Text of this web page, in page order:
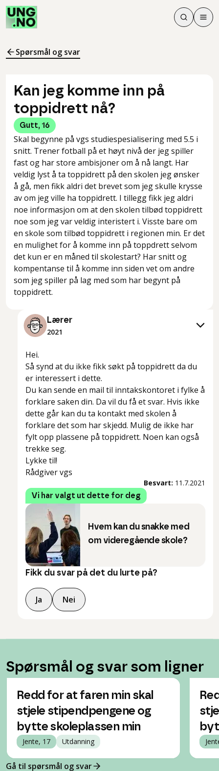
Søk
Søk
Meny
Spørsmål og svar
Kan jeg komme inn på
toppidrett nå?
Gutt, 16
Skal begynne på vgs studiespesialisering med 5.5 i
snitt. Trener fotball på et høyt nivå der jeg spiller
fast og har store ambisjoner om å nå langt. Har
veldig lyst å ta toppidrett på den skolen jeg ønsker
å gå, men fikk aldri det brevet som jeg skulle krysse
av om jeg ville ha toppidrett. I tillegg fikk jeg aldri
noe informasjon om at den skolen tilbød toppidrett
noe som jeg var veldig interistert i. Visste bare om
en skole som tilbød toppidrett i regionen min. Er det
en mulighet for å komme inn på toppdrett selvom
det kun er en måned til skolestart? Har snitt og
kompentanse til å komme inn siden vet om andre
som jeg spiller på lag med som har begynt på
toppidrett.
Lærer
2021
Hei.
Så synd at du ikke fikk søkt på toppidrett da du
er interessert i dette.
Du kan sende en mail til inntakskontoret i fylke å
forklare saken din. Da vil du få et svar. Hvis ikke
dette går kan du ta kontakt med skolen å
forklare det som har skjedd. Mulig de ikke har
fylt opp plassene på toppidrett. Noen kan også
trekke seg.
Lykke til!
Rådgiver vgs
Besvart: 11.7.2021
Vi har valgt ut dette for deg
Hvem kan du snakke med
om videregående skole?
Fikk du svar på det du lurte på?
Ja Nei
Spørsmål og svar som ligner
Redd for at faren min skal
stjele stipendpengene og
bytte skoleplassen min
Jente, 17 Utdanning
Gå til spørsmål og svar